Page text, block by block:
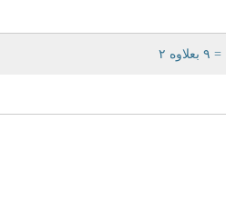
= ۹ بعلاوه ۲